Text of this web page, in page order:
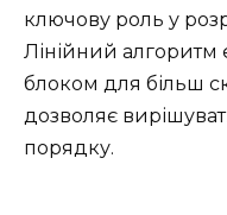
ключову роль у
Лінійний алгоритм
блоком для більш
дозволяє
порядку.